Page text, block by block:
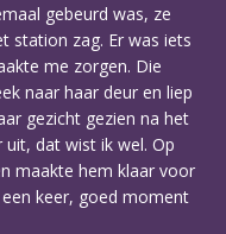
gebeurd was, ze
station zag. Er was iets
me zorgen. Die
naar haar deur en liep
gezicht gezien na het
dat wist ik wel. Op
maakte hem klaar voor
keer, goed moment